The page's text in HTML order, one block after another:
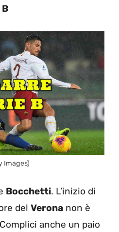
Images)
Bocchetti. L’inizio di
del Verona non è
anche un paio